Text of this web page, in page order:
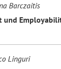
Barczaitis
und
Linguri